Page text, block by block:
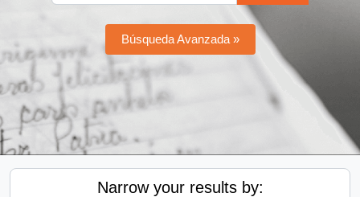
Búsqueda Avanzada »
Narrow your results by: